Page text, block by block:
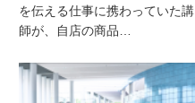
を伝える仕事に携わっていた講
師が、自店の商品…